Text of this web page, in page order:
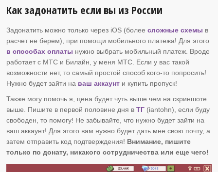
Как задонатить если вы из России
Задонатить можно только через iOS (болеесложные схемы в
расчет не берем), при помощи мобильного платежа! Для этого
в способах оплаты нужно выбрать мобильный платеж. Вроде
работает с МТС и Билайн, у меня МТС. Если у вас такой
возможности нет, то самый простой способ кого-то попросить!
Нужно будет зайти на ваш аккаунт и купить пропуск!
Также могу помочь я, цена будет чуть выше чем на скриншоте
выше. Пишите в первой половине дня вТГ (iantohn), если буду
свободен, то помогу! Не забывайте, что нужно будет зайти на
ваш аккаунт! Для этого вам нужно будет дать мне свою почту, а
затем отправить код подтверждения! Внимание, пишите
только по донату, никакого сотрудничества или еще чего!